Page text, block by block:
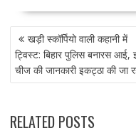
e
b
o
o
k
to
d
o
n
l
POST
NAVIGATION
खड़ी स्कॉर्पियो वाली कहानी में
ट्विस्ट: बिहार पुलिस बनारस आई,
चीज की जानकारी इकट्ठा की जा
RELATED POSTS